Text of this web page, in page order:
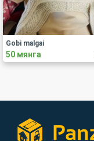
Gobi malgai
50 мянга